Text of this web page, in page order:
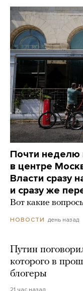
Почти неделю
в центре
Власти сразу
и сразу же
Вот какие
НОВОСТИ день назад
Путин
которого в
блогеры
21 час назад